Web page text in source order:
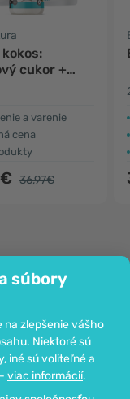
súbory
na zlepšenie vášho
Niektoré sú
iné sú voliteľné a
viac informácií.
cukor +
olej +
a varenie
cena
36,97€